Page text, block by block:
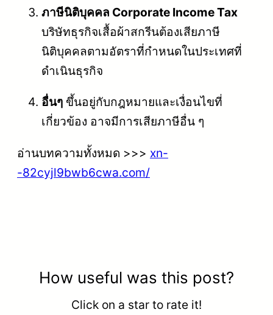
ภาษีนิติบุคคล Corporate Income Tax
บริษัทธุรกิจเสื้อผ้าสกรีนต้องเสียภาษี
นิติบุคคลตามอัตราที่กำหนดในประเทศที่
ดำเนินธุรกิจ
อื่นๆ ขึ้นอยู่กับกฎหมายและเงื่อนไขที่
เกี่ยวข้อง อาจมีการเสียภาษีอื่น ๆ
อ่านบทความทั้งหมด >>> xn-
-82cyjl9bwb6cwa.com/
How useful was this post?
Click on a star to rate it!